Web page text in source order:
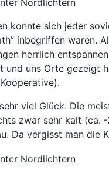
konnte sich jeder
inbegriffen waren.
herrlich
und uns Orte gezeigt
viel Glück. Die
zwar sehr kalt (ca.
Da vergisst man die